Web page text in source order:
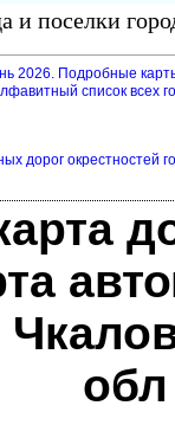
и поселки
2026. Подробные
список всех
дорог окрестностей
обл